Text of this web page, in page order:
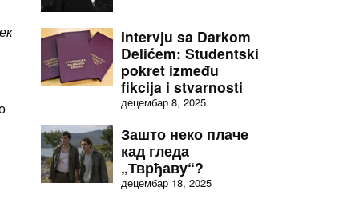
Intervju sa Darkom
Delićem: Studentski
pokret između
fikcija i stvarnosti
децембар 8, 2025
Зашто неко плаче
кад гледа
„Тврђаву“?
децембар 18, 2025